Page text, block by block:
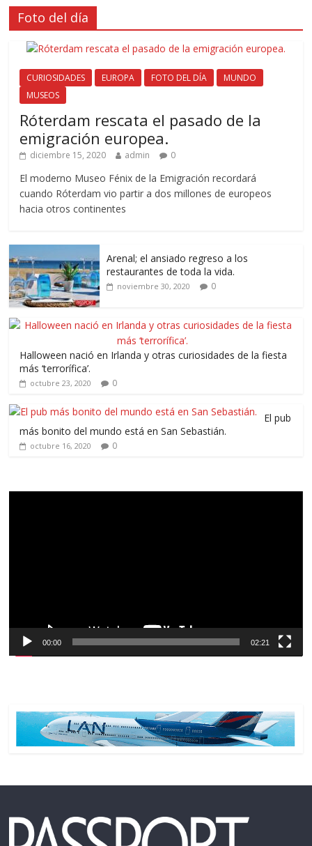
Foto del día
CURIOSIDADES EUROPA FOTO DEL DÍA
MUNDO
MUSEOS
Róterdam rescata el pasado de la
emigración europea.
diciembre 15, 2020 admin 0
El moderno Museo Fénix de la Emigración recordará
cuando Róterdam vio partir a dos millones de europeos
hacia otros continentes
Arenal; el ansiado regreso a los
restaurantes de toda la vida.
noviembre 30, 2020 0
Halloween nació en Irlanda y otras curiosidades de la fiesta
más ‘terrorífica’.
octubre 23, 2020 0
El pub
más bonito del mundo está en San Sebastián.
octubre 16, 2020 0
00:00 02:21